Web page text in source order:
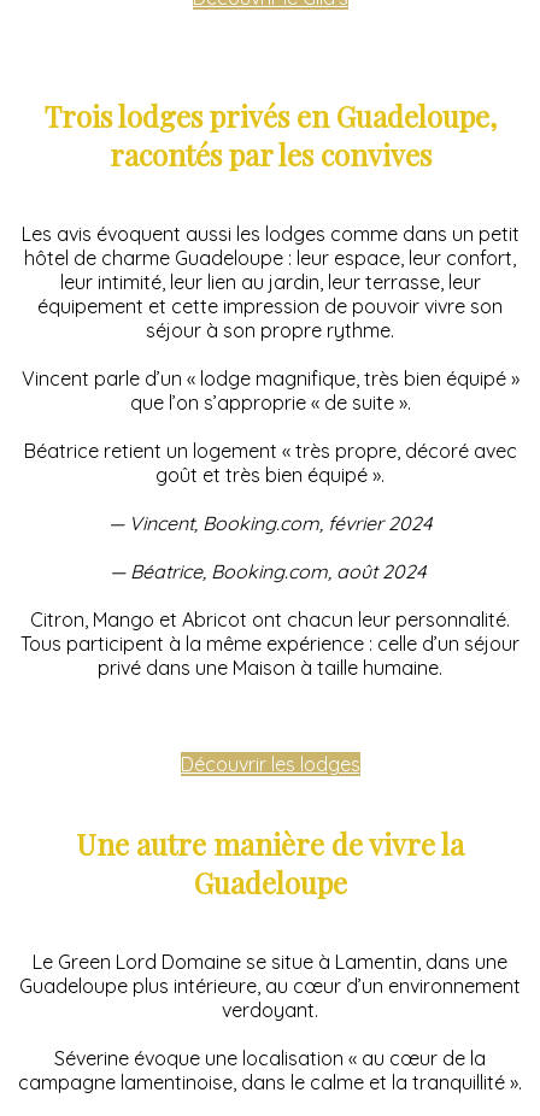
Trois lodges privés en Guadeloupe,
racontés par les convives
Les avis évoquent aussi les lodges comme dans un petit
hôtel de charme Guadeloupe : leur espace, leur confort,
leur intimité, leur lien au jardin, leur terrasse, leur
équipement et cette impression de pouvoir vivre son
séjour à son propre rythme.
Vincent parle d’un « lodge magnifique, très bien équipé »
que l’on s’approprie « de suite ».
Béatrice retient un logement « très propre, décoré avec
goût et très bien équipé ».
— Vincent, Booking.com, février 2024
— Béatrice, Booking.com, août 2024
Citron, Mango et Abricot ont chacun leur personnalité.
Tous participent à la même expérience : celle d’un séjour
privé dans une Maison à taille humaine.
Découvrir les lodges
Une autre manière de vivre la
Guadeloupe
Le Green Lord Domaine se situe à Lamentin, dans une
Guadeloupe plus intérieure, au cœur d’un environnement
verdoyant.
Séverine évoque une localisation « au cœur de la
campagne lamentinoise, dans le calme et la tranquillité ».